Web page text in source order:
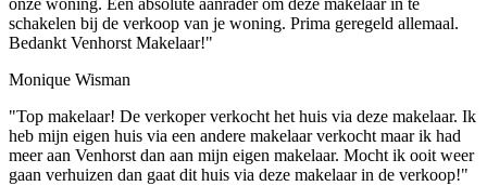
onze woning. Een absolute aanrader om deze makelaar in te
schakelen bij de verkoop van je woning. Prima geregeld allemaal.
Bedankt Venhorst Makelaar!"
Monique Wisman
"Top makelaar! De verkoper verkocht het huis via deze makelaar. Ik
heb mijn eigen huis via een andere makelaar verkocht maar ik had
meer aan Venhorst dan aan mijn eigen makelaar. Mocht ik ooit weer
gaan verhuizen dan gaat dit huis via deze makelaar in de verkoop!"